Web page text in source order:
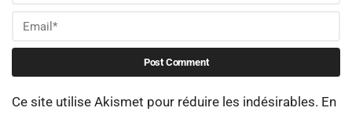
Ce site utilise Akismet pour réduire les indésirables. En